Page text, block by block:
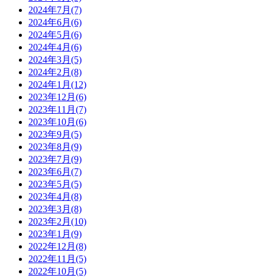
2024年7月(7)
2024年6月(6)
2024年5月(6)
2024年4月(6)
2024年3月(5)
2024年2月(8)
2024年1月(12)
2023年12月(6)
2023年11月(7)
2023年10月(6)
2023年9月(5)
2023年8月(9)
2023年7月(9)
2023年6月(7)
2023年5月(5)
2023年4月(8)
2023年3月(8)
2023年2月(10)
2023年1月(9)
2022年12月(8)
2022年11月(5)
2022年10月(5)